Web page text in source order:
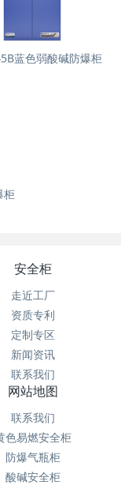
蓝色弱酸碱防爆柜
柜
安全柜
走近工厂
资质专利
定制专区
新闻资讯
联系我们
网站地图
联系我们
色易燃安全柜
防爆气瓶柜
酸碱安全柜